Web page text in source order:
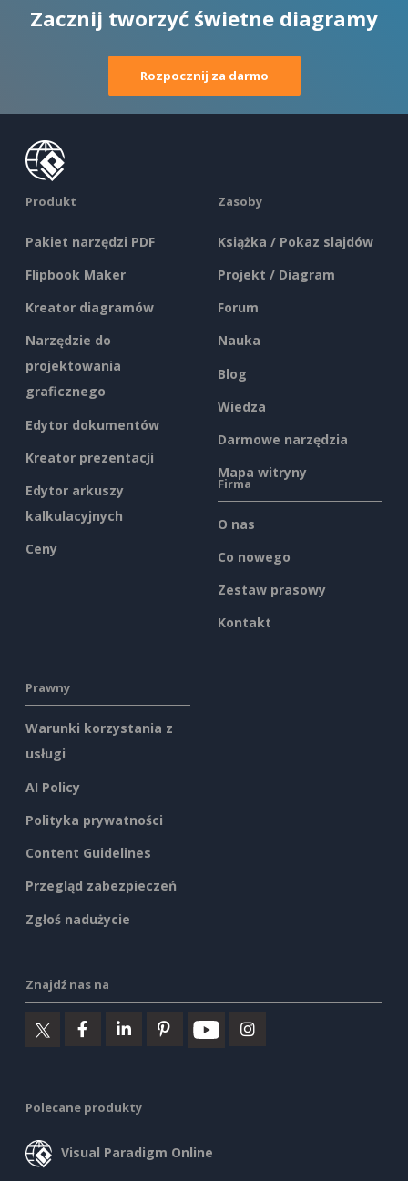
Zacznij tworzyć świetne diagramy
Rozpocznij za darmo
Produkt
Pakiet narzędzi PDF
Flipbook Maker
Kreator diagramów
Narzędzie do
projektowania
graficznego
Edytor dokumentów
Kreator prezentacji
Edytor arkuszy
kalkulacyjnych
Ceny
Zasoby
Książka / Pokaz slajdów
Projekt / Diagram
Forum
Nauka
Blog
Wiedza
Darmowe narzędzia
Mapa witryny
Firma
O nas
Co nowego
Zestaw prasowy
Kontakt
Prawny
Warunki korzystania z
usługi
AI Policy
Polityka prywatności
Content Guidelines
Przegląd zabezpieczeń
Zgłoś nadużycie
Znajdź nas na
Polecane produkty
Visual Paradigm Online